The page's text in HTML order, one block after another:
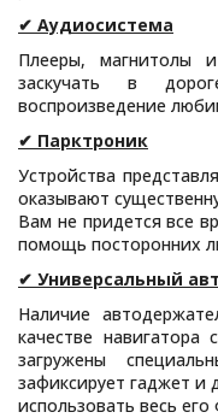
✔ Аудиосистема
Плееры, магнитолы
заскучать в
воспроизведение
✔ Парктроник
Устройства
оказывают
Вам не придется все
помощь посторонних
✔ Универсальный
Наличие
качестве
загружены
зафиксирует гаджет
использовать весь его